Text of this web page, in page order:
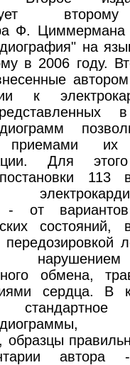
Ф. Циммермана
на
в 2006 году.
к
приемами их
Для
113
- от
обмена,
сердца. В
образцы
автора -